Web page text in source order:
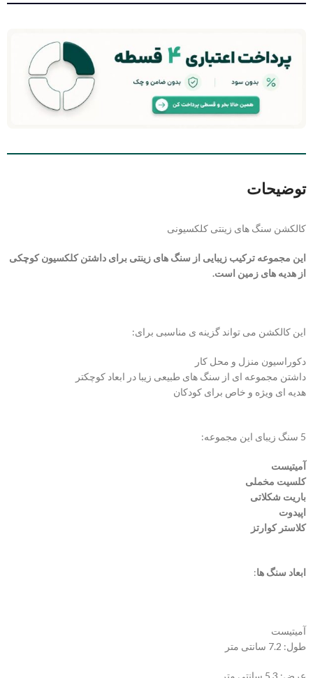
توضیحات
کالکشن سنگ های زینتی کلکسیونی
این مجموعه ترکیب زیبایی از سنگ های زینتی برای داشتن کلکسیون کوچکی
از هدیه های زمین است.
این کالکشن می تواند گزینه ی مناسبی برای:
دکوراسیون منزل و محل کار
داشتن مجموعه ای از سنگ های طبیعی زیبا در ابعاد کوچکتر
هدیه ای ویژه و خاص برای کودکان
5 سنگ زیبای این مجموعه:
آمیتیست
کلسیت مخملی
باریت شکلاتی
اپیدوت
کلاستر کوارتز
ابعاد سنگ ها:
آمیتیست
طول: 7.2 سانتی متر
عرض: 5.3 سانتی متر